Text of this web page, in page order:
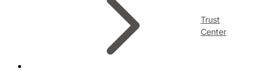
Trust
Center